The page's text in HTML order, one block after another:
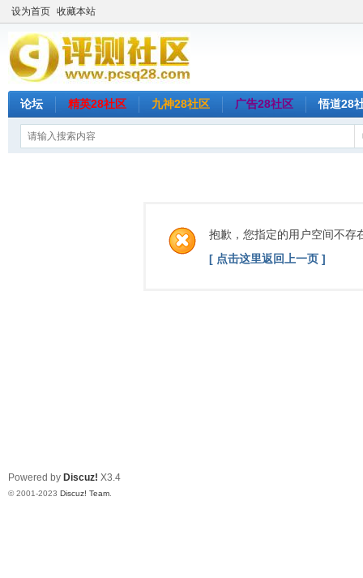
设为首页 收藏本站
论坛 精英28社区 九神28社区 广告28社区 悟道28
抱歉，您指定的用户空间不存
[ 点击这里返回上一页 ]
Powered by Discuz! X3.4
© 2001-2023 Discuz! Team